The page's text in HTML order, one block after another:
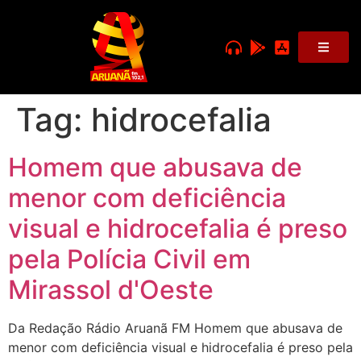
Tag: hidrocefalia
Homem que abusava de
menor com deficiência
visual e hidrocefalia é preso
pela Polícia Civil em
Mirassol d'Oeste
Da Redação Rádio Aruanã FM Homem que abusava de
menor com deficiência visual e hidrocefalia é preso pela